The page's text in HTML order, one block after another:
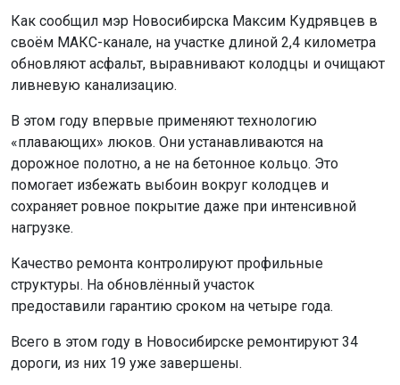
Как сообщил мэр Новосибирска Максим Кудрявцев в
своём МАКС-канале, на участке длиной 2,4 километра
обновляют асфальт, выравнивают колодцы и очищают
ливневую канализацию.
В этом году впервые применяют технологию
«плавающих» люков. Они устанавливаются на
дорожное полотно, а не на бетонное кольцо. Это
помогает избежать выбоин вокруг колодцев и
сохраняет ровное покрытие даже при интенсивной
нагрузке.
Качество ремонта контролируют профильные
структуры. На обновлённый участок
предоставили гарантию сроком на четыре года.
Всего в этом году в Новосибирске ремонтируют 34
дороги, из них 19 уже завершены.